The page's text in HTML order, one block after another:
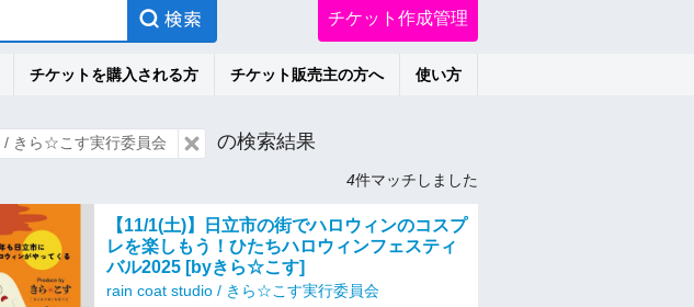
チケット作成管理
チケットを購入される方 チケット販売主の方へ 使い方
/ きら☆こす実行委員会 の検索結果
4件マッチしました
【11/1(土)】日立市の街でハロウィンのコスプ
レを楽しもう！ひたちハロウィンフェスティ
バル2025 [byきら☆こす]
rain coat studio / きら☆こす実行委員会